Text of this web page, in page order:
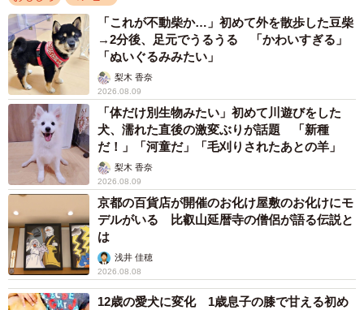
「これが不動柴か…」初めて外を散歩した豆柴
→2分後、足元でうるうる 「かわいすぎる」
「ぬいぐるみみたい」
梨木 香奈
2026.08.09
「体だけ別生物みたい」初めて川遊びをした
犬、濡れた直後の激変ぶりが話題 「新種
だ！」「河童だ」「毛刈りされたあとの羊」
梨木 香奈
2026.08.09
京都の百貨店が開催のお化け屋敷のお化けにモ
デルがいる 比叡山延暦寺の僧侶が語る伝説と
は
浅井 佳穂
2026.08.08
12歳の愛犬に変化 1歳息子の膝で甘える初め